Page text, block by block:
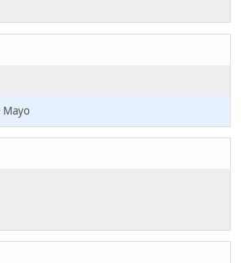
Mayo